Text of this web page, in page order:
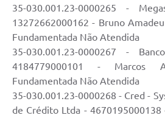
35-030.001.23-0000265 -
13272662000162 - Bruno
Fundamentada Não Atendida
35-030.001.23-0000267 -
4184779000101 - Marcos
Fundamentada Não Atendida
35-030.001.23-0000268 - Cred -
de Crédito Ltda -